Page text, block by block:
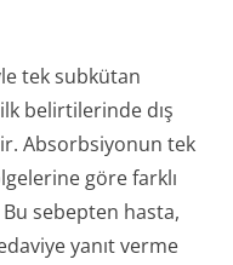
tek subkütan
belirtilerinde dış
Absorbsiyonun tek
göre farklı
sebepten hasta,
yanıt verme